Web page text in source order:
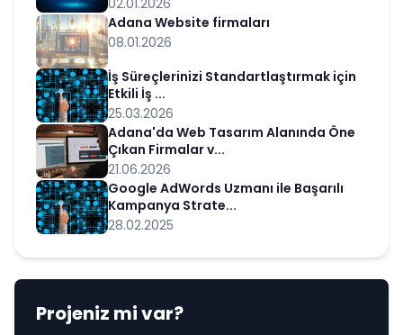
02.01.2026
Adana Website firmaları
08.01.2026
İş Süreçlerinizi Standartlaştırmak için
Etkili İş ...
25.03.2026
Adana'da Web Tasarım Alanında Öne
Çıkan Firmalar v...
21.06.2026
Google AdWords Uzmanı ile Başarılı
Kampanya Strate...
28.02.2025
Projeniz mi var?